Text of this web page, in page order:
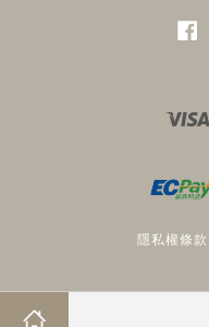
隱私權條款